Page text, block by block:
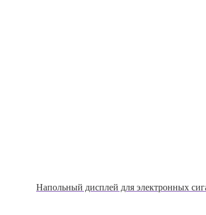
Напольный дисплей для электронных